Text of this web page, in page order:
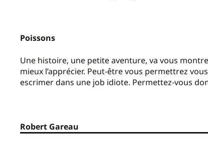
Poissons
Une histoire, une petite aventure, va vous
mieux l’apprécier. Peut-être vous permettrez
escrimer dans une job idiote. Permettez-vous
Robert Gareau